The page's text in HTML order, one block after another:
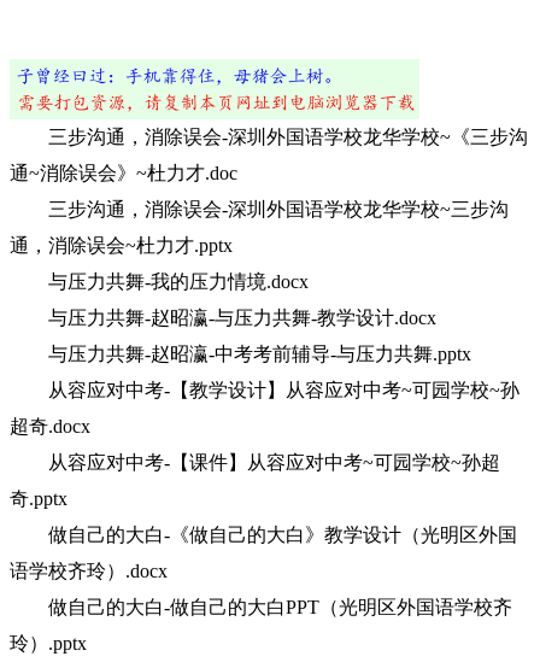
三步沟通，消除误会-深圳外国语学校龙华学校~《三步沟
通~消除误会》~杜力才.doc
三步沟通，消除误会-深圳外国语学校龙华学校~三步沟
通，消除误会~杜力才.pptx
与压力共舞-我的压力情境.docx
与压力共舞-赵昭瀛-与压力共舞-教学设计.docx
与压力共舞-赵昭瀛-中考考前辅导-与压力共舞.pptx
从容应对中考-【教学设计】从容应对中考~可园学校~孙
超奇.docx
从容应对中考-【课件】从容应对中考~可园学校~孙超
奇.pptx
做自己的大白-《做自己的大白》教学设计（光明区外国
语学校齐玲）.docx
做自己的大白-做自己的大白PPT（光明区外国语学校齐
玲）.pptx